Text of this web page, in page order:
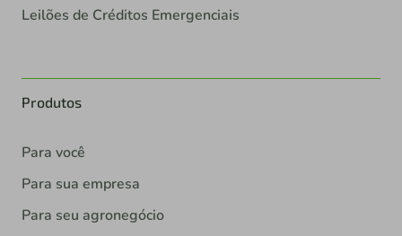
Leilões de Créditos Emergenciais
Produtos
Para você
Para sua empresa
Para seu agronegócio